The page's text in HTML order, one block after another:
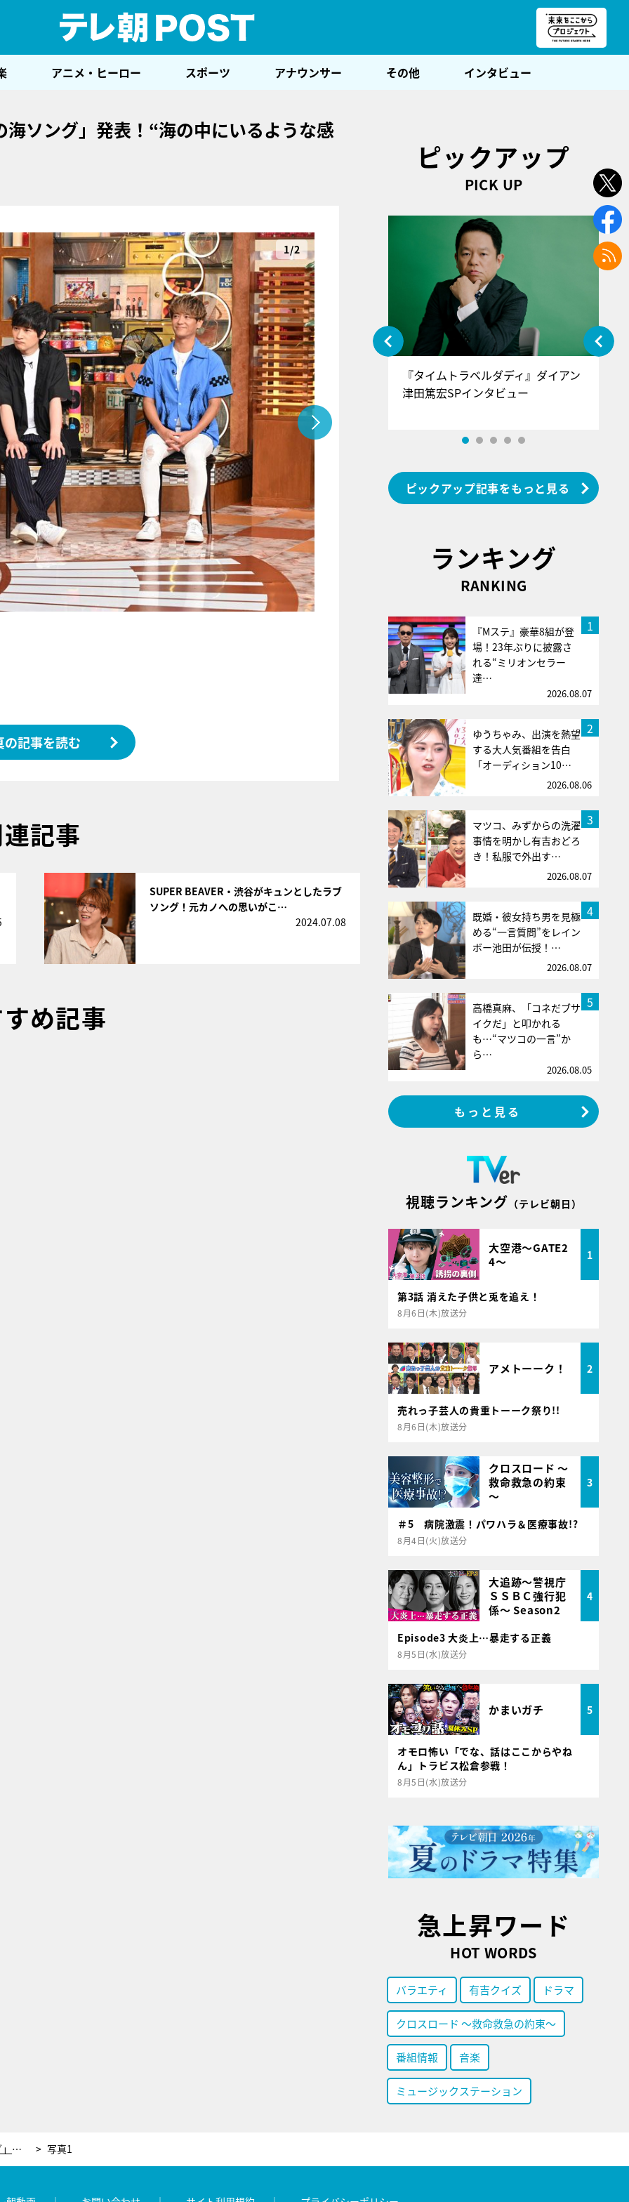
アニメ・ヒーロー スポーツ アナウンサー その他 インタビュー
ソング」発表！“海の中にいるような感
1/2
の記事を読む
記事
SUPER BEAVER・渋谷がキュンとしたラブ
ソング！元カノへの思いがこ…
2024.07.08
め記事
ピックアップ
PICK UP
『アイ＝ラブ！げーみんぐ』＝LOV
E齋藤樹愛羅＆佐々木舞香SPインタ
ビュー
『タイムトラベルダディ』ダイアン
津田篤宏SPインタビュー
ピックアップ記事をもっと見る
ランキング
RANKING
1
『Mステ』豪華8組が登
場！23年ぶりに披露さ
れる“ミリオンセラー
達…
2026.08.07
2
ゆうちゃみ、出演を熱望
する大人気番組を告白
「オーディション10…
2026.08.06
3
マツコ、みずからの洗濯
事情を明かし有吉おどろ
き！私服で外出す…
2026.08.07
4
既婚・彼女持ち男を見極
める“一言質問”をレイン
ボー池田が伝授！…
2026.08.07
5
高橋真麻、「コネだブサ
イクだ」と叩かれる
も…“マツコの一言”か
ら…
2026.08.05
もっと見る
視聴ランキング （テレビ朝日）
大空港～GATE2
4～
1
第3話 消えた子供と兎を追え！
8月6日(木)放送分
アメトーーク！ 2
売れっ子芸人の貴重トーーク祭り!!
8月6日(木)放送分
クロスロード ～
救命救急の約束
～
3
＃5 病院激震！パワハラ＆医療事故!?
8月4日(火)放送分
大追跡～警視庁
ＳＳＢＣ強行犯
係～ Season2
4
Episode3 大炎上…暴走する正義
8月5日(水)放送分
かまいガチ 5
オモロ怖い「でな、話はここからやね
ん」トラビス松倉参戦！
8月5日(水)放送分
急上昇ワード
HOT WORDS
バラエティ 有吉クイズ ドラマ
クロスロード ～救命救急の約束～
番組情報 音楽
ミュージックステーション
プロが選ぶ「あのアーティストの海ソング」発表！“海の中にいるような感覚”になるKing Gnuの定番曲 写真1